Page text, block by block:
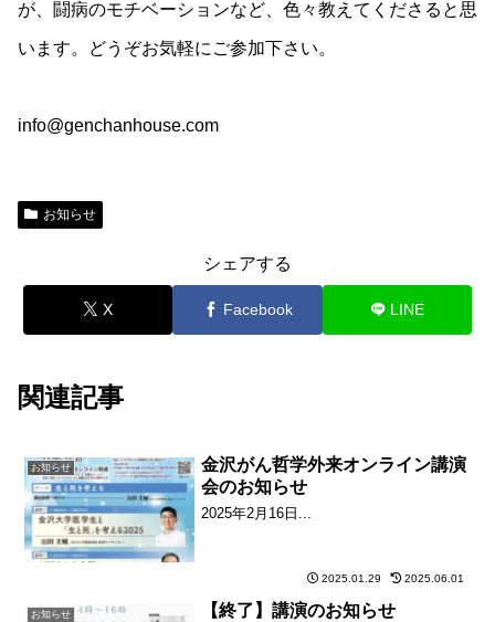
が、闘病のモチベーションなど、色々教えてくださると思
います。どうぞお気軽にご参加下さい。
info@genchanhouse.com
お知らせ
シェアする
X Facebook LINE
関連記事
お知らせ
金沢がん哲学外来オンライン講演
会のお知らせ
2025年2月16日...
2025.01.29 2025.06.01
お知らせ 【終了】講演のお知らせ